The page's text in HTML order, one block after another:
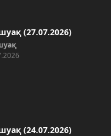
(27.07.2026)
(24.07.2026)